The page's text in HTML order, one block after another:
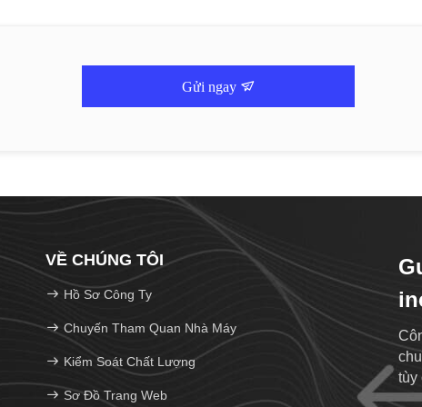
Gửi ngay
VỀ CHÚNG TÔI
Hồ Sơ Công Ty
Chuyến Tham Quan Nhà Máy
Kiểm Soát Chất Lượng
Sơ Đồ Trang Web
tùy